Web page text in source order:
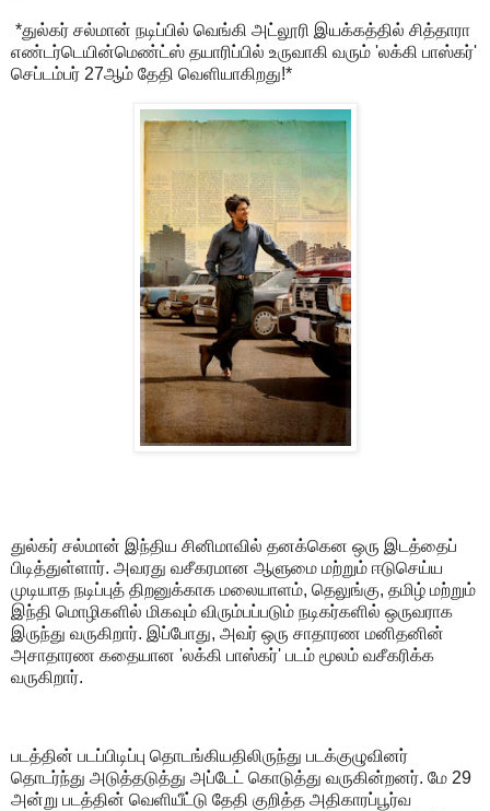
*துல்கர் சல்மான் நடிப்பில் வெங்கி அட்லூரி இயக்கத்தில் சித்தாரா
எண்டர்டெயின்மெண்ட்ஸ் தயாரிப்பில் உருவாகி வரும் 'லக்கி பாஸ்கர்'
செப்டம்பர் 27ஆம் தேதி வெளியாகிறது!*
துல்கர் சல்மான் இந்திய சினிமாவில் தனக்கென ஒரு இடத்தைப்
பிடித்துள்ளார். அவரது வசீகரமான ஆளுமை மற்றும் ஈடுசெய்ய
முடியாத நடிப்புத் திறனுக்காக மலையாளம், தெலுங்கு, தமிழ் மற்றும்
இந்தி மொழிகளில் மிகவும் விரும்பப்படும் நடிகர்களில் ஒருவராக
இருந்து வருகிறார். இப்போது, அவர் ஒரு சாதாரண மனிதனின்
அசாதாரண கதையான 'லக்கி பாஸ்கர்' படம் மூலம் வசீகரிக்க
வருகிறார்.
படத்தின் படப்பிடிப்பு தொடங்கியதிலிருந்து படக்குழுவினர்
தொடர்ந்து அடுத்தடுத்து அப்டேட் கொடுத்து வருகின்றனர். மே 29
அன்று படத்தின் வெளியீட்டு தேதி குறித்த அதிகாரப்பூர்வ